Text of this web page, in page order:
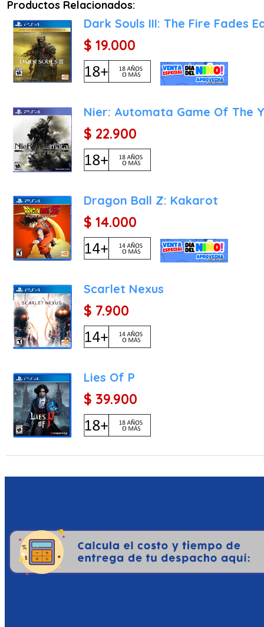
Productos Relacionados:
Dark Souls III: The Fire Fades
$ 19.000
Nier: Automata Game Of The
$ 22.900
Dragon Ball Z: Kakarot
$ 14.000
Scarlet Nexus
$ 7.900
Lies Of P
$ 39.900